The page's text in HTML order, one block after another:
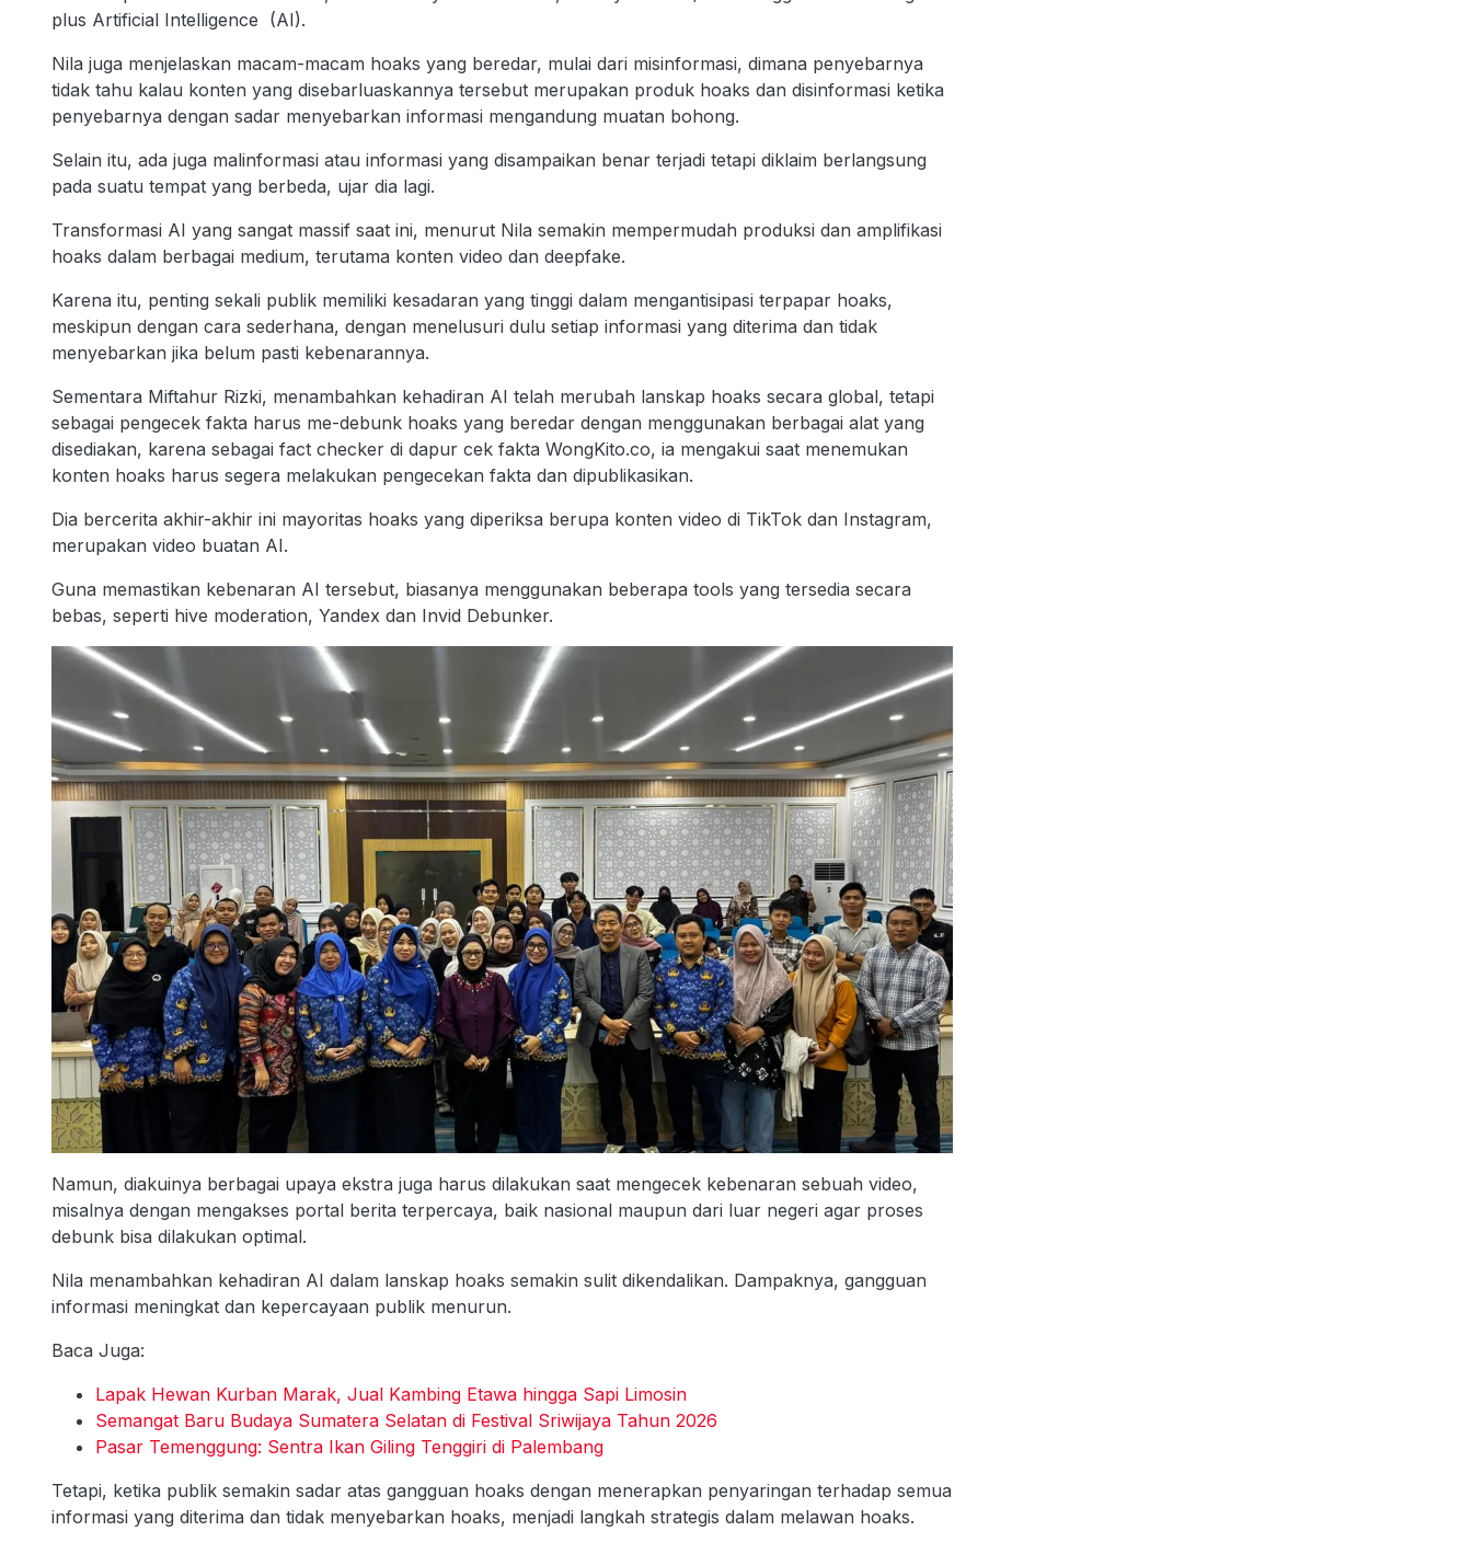
plus Artificial Intelligence (AI).
Nila juga menjelaskan macam-macam hoaks yang beredar, mulai dari misinformasi, dimana penyebarnya
tidak tahu kalau konten yang disebarluaskannya tersebut merupakan produk hoaks dan disinformasi ketika
penyebarnya dengan sadar menyebarkan informasi mengandung muatan bohong.
Selain itu, ada juga malinformasi atau informasi yang disampaikan benar terjadi tetapi diklaim berlangsung
pada suatu tempat yang berbeda, ujar dia lagi.
Transformasi AI yang sangat massif saat ini, menurut Nila semakin mempermudah produksi dan amplifikasi
hoaks dalam berbagai medium, terutama konten video dan deepfake.
Karena itu, penting sekali publik memiliki kesadaran yang tinggi dalam mengantisipasi terpapar hoaks,
meskipun dengan cara sederhana, dengan menelusuri dulu setiap informasi yang diterima dan tidak
menyebarkan jika belum pasti kebenarannya.
Sementara Miftahur Rizki, menambahkan kehadiran AI telah merubah lanskap hoaks secara global, tetapi
sebagai pengecek fakta harus me-debunk hoaks yang beredar dengan menggunakan berbagai alat yang
disediakan, karena sebagai fact checker di dapur cek fakta WongKito.co, ia mengakui saat menemukan
konten hoaks harus segera melakukan pengecekan fakta dan dipublikasikan.
Dia bercerita akhir-akhir ini mayoritas hoaks yang diperiksa berupa konten video di TikTok dan Instagram,
merupakan video buatan AI.
Guna memastikan kebenaran AI tersebut, biasanya menggunakan beberapa tools yang tersedia secara
bebas, seperti hive moderation, Yandex dan Invid Debunker.
Namun, diakuinya berbagai upaya ekstra juga harus dilakukan saat mengecek kebenaran sebuah video,
misalnya dengan mengakses portal berita terpercaya, baik nasional maupun dari luar negeri agar proses
debunk bisa dilakukan optimal.
Nila menambahkan kehadiran AI dalam lanskap hoaks semakin sulit dikendalikan. Dampaknya, gangguan
informasi meningkat dan kepercayaan publik menurun.
Baca Juga:
Lapak Hewan Kurban Marak, Jual Kambing Etawa hingga Sapi Limosin
Semangat Baru Budaya Sumatera Selatan di Festival Sriwijaya Tahun 2026
Pasar Temenggung: Sentra Ikan Giling Tenggiri di Palembang
Tetapi, ketika publik semakin sadar atas gangguan hoaks dengan menerapkan penyaringan terhadap semua
informasi yang diterima dan tidak menyebarkan hoaks, menjadi langkah strategis dalam melawan hoaks.